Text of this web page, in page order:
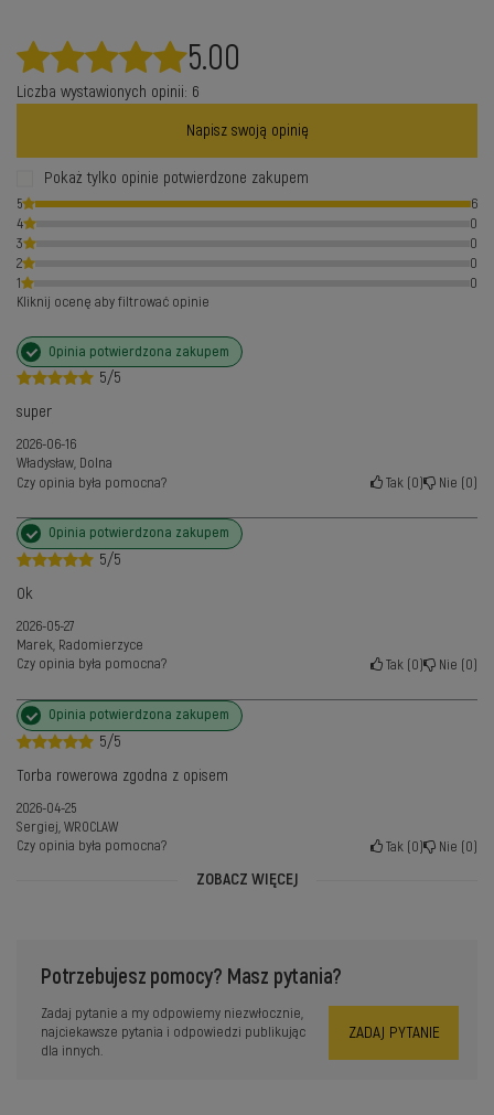
5.00
Liczba wystawionych opinii: 6
Napisz swoją opinię
Pokaż tylko opinie potwierdzone zakupem
5
6
4
0
3
0
2
0
1
0
Kliknij ocenę aby filtrować opinie
5/5
Opinia potwierdzona zakupem
super
2026-06-16
Władysław, Dolna
Czy opinia była pomocna?
Tak 0 Nie 0
5/5
Opinia potwierdzona zakupem
Ok
2026-05-27
Marek, Radomierzyce
Czy opinia była pomocna?
Tak 0 Nie 0
5/5
Opinia potwierdzona zakupem
Torba rowerowa zgodna z opisem
2026-04-25
Sergiej, WROCLAW
Czy opinia była pomocna?
Tak 0 Nie 0
ZOBACZ WIĘCEJ
Potrzebujesz pomocy? Masz pytania?
Zadaj pytanie a my odpowiemy niezwłocznie,
najciekawsze pytania i odpowiedzi publikując
dla innych.
ZADAJ PYTANIE